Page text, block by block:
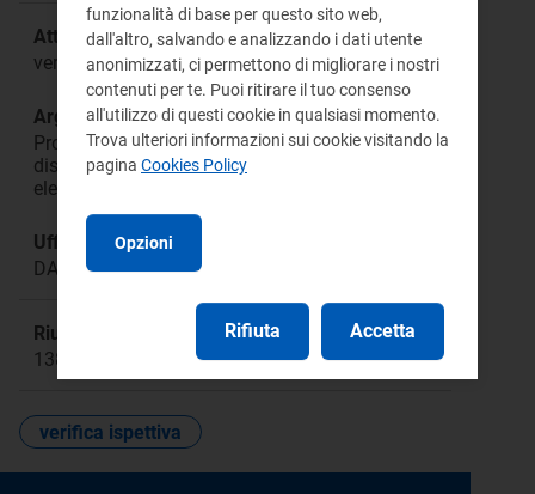
Attività:
verifiche ispettive
Argomento:
Procedura per la riduzione della generazione
distribuita in condizioni di emergenza del sistema
elettrico nazionale (RIGEDI)
Ufficio responsabile:
DAEN
Riunione:
1388a
verifica ispettiva
funzionalità di base per questo sito web,
dall'altro, salvando e analizzando i dati utente
anonimizzati, ci permettono di migliorare i nostri
contenuti per te. Puoi ritirare il tuo consenso
all'utilizzo di questi cookie in qualsiasi momento.
Trova ulteriori informazioni sui cookie visitando la
pagina Cookies Policy
Opzioni
Rifiuta Accetta